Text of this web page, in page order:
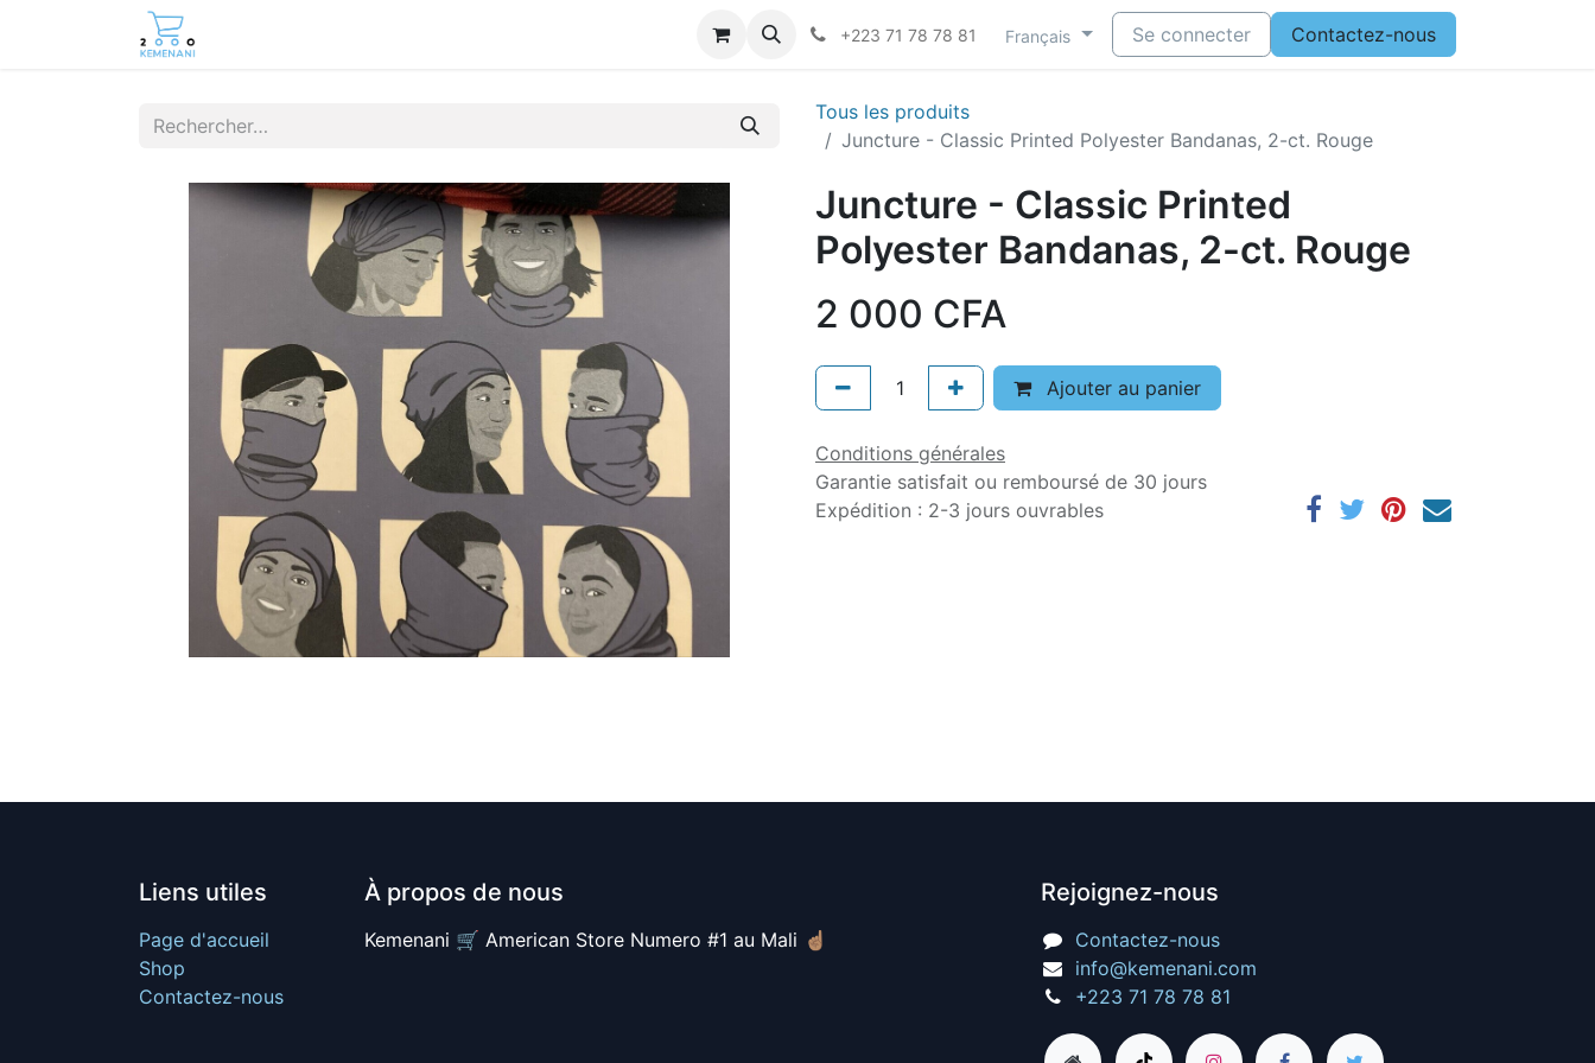
+223 71 78 78 81 Français Se connecter Contactez-nous
Tous les produits
Juncture - Classic Printed Polyester Bandanas, 2-ct. Rouge
Juncture - Classic Printed
Polyester Bandanas, 2-ct. Rouge
2 000 CFA
Ajouter au panier
Conditions générales
Garantie satisfait ou remboursé de 30 jours
Expédition : 2-3 jours ouvrables
Liens utiles
Page d'accueil
Shop
Contactez-nous
À propos de nous
Kemenani 🛒 American Store Numero #1 au Mali ☝🏽
Rejoignez-nous
Contactez-nous
info@kemenani.com
+223 71 78 78 81